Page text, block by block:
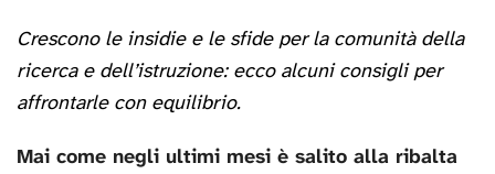
Crescono le insidie e le sfide per la comunità della
ricerca e dell’istruzione: ecco alcuni consigli per
affrontarle con equilibrio.
Mai come negli ultimi mesi è salito alla ribalta